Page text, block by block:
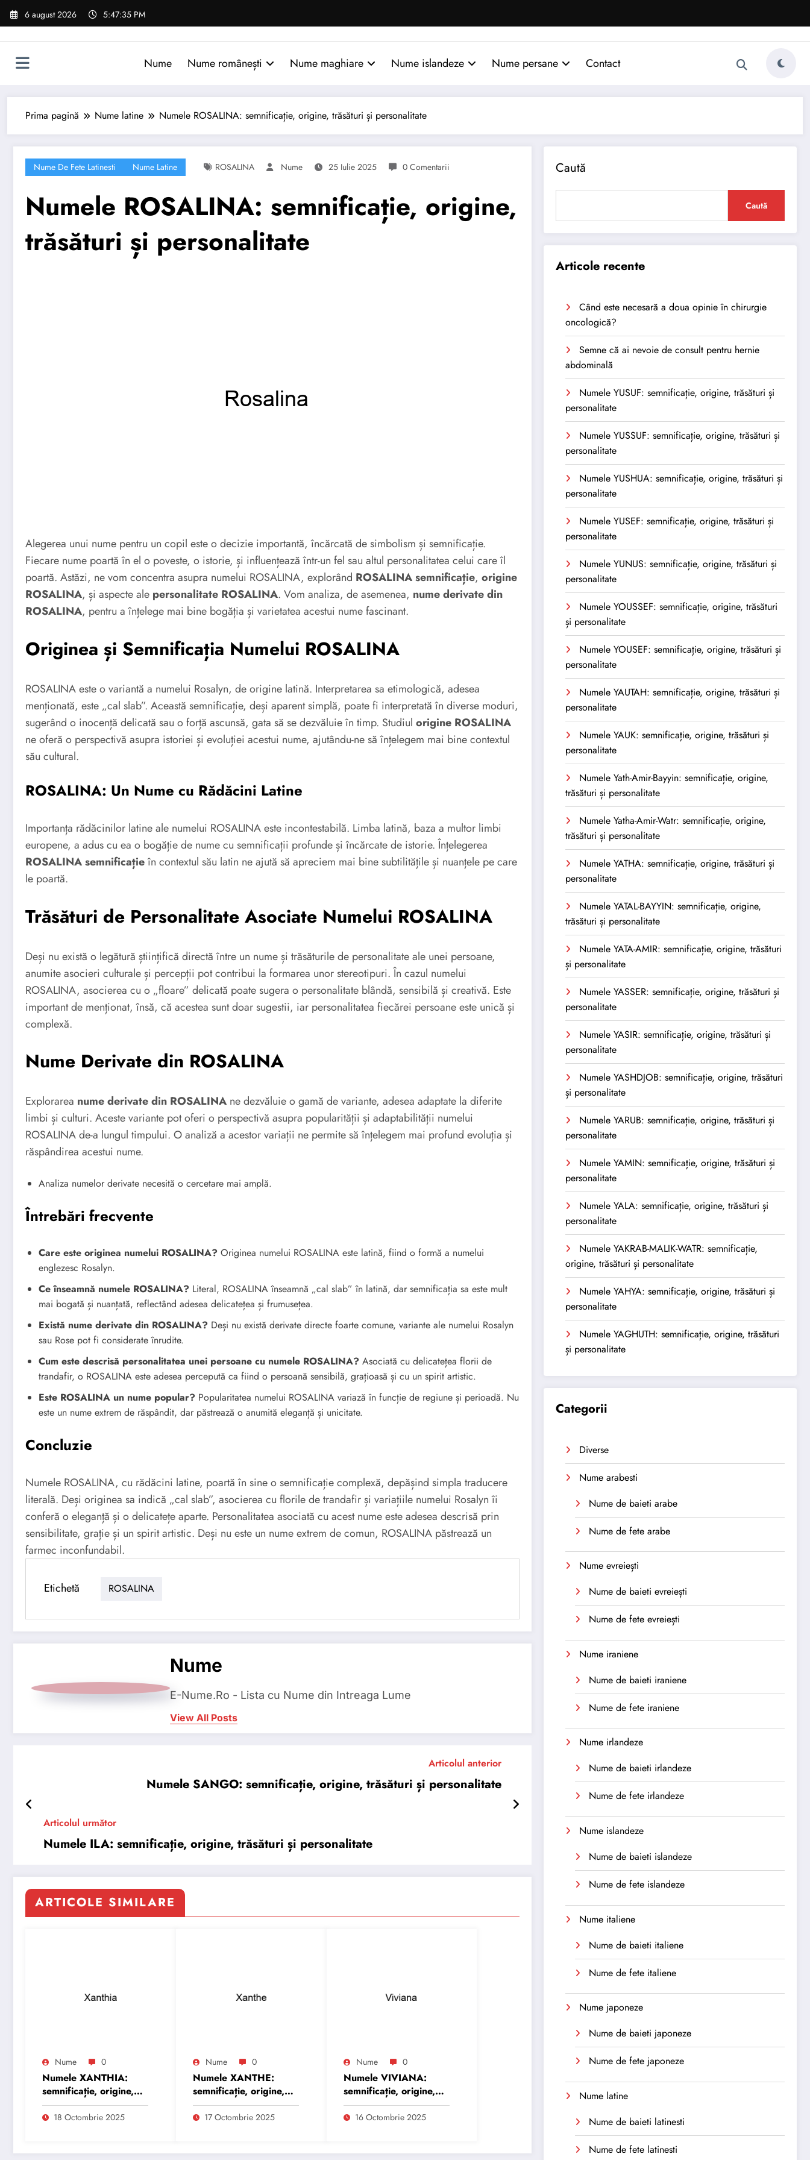
Sari
6 august 2026 5:47:36 PM
Nume Nume românești Nume maghiare Nume islandeze Nume persane Contact
Prima pagină Nume latine Numele ROSALINA: semnificație, origine, trăsături și personalitate
Nume De Fete Latinesti Nume Latine ROSALINA Nume 25 Iulie 2025 0 Comentarii
Numele ROSALINA: semnificație, origine,
trăsături și personalitate
Alegerea unui nume pentru un copil este o decizie importantă, încărcată de simbolism și semnificație.
Fiecare nume poartă în el o poveste, o istorie, și influențează într-un fel sau altul personalitatea celui care îl
poartă. Astăzi, ne vom concentra asupra numelui ROSALINA, explorând ROSALINA semnificație, origine
ROSALINA, și aspecte ale personalitate ROSALINA. Vom analiza, de asemenea, nume derivate din
ROSALINA, pentru a înțelege mai bine bogăția și varietatea acestui nume fascinant.
Originea și Semnificația Numelui ROSALINA
ROSALINA este o variantă a numelui Rosalyn, de origine latină. Interpretarea sa etimologică, adesea
menționată, este „cal slab”. Această semnificație, deși aparent simplă, poate fi interpretată în diverse moduri,
sugerând o inocență delicată sau o forță ascunsă, gata să se dezvăluie în timp. Studiul origine ROSALINA
ne oferă o perspectivă asupra istoriei și evoluției acestui nume, ajutându-ne să înțelegem mai bine contextul
său cultural.
ROSALINA: Un Nume cu Rădăcini Latine
Importanța rădăcinilor latine ale numelui ROSALINA este incontestabilă. Limba latină, baza a multor limbi
europene, a adus cu ea o bogăție de nume cu semnificații profunde și încărcate de istorie. Înțelegerea
ROSALINA semnificațieîn contextul său latin ne ajută să apreciem mai bine subtilitățile și nuanțele pe care
le poartă.
Trăsături de Personalitate Asociate Numelui ROSALINA
Deși nu există o legătură științifică directă între un nume și trăsăturile de personalitate ale unei persoane,
anumite asocieri culturale și percepții pot contribui la formarea unor stereotipuri. În cazul numelui
ROSALINA, asocierea cu o „floare” delicată poate sugera o personalitate blândă, sensibilă și creativă. Este
important de menționat, însă, că acestea sunt doar sugestii, iar personalitatea fiecărei persoane este unică și
complexă.
Nume Derivate din ROSALINA
Explorarea nume derivate din ROSALINA ne dezvăluie o gamă de variante, adesea adaptate la diferite
limbi și culturi. Aceste variante pot oferi o perspectivă asupra popularității și adaptabilității numelui
ROSALINA de-a lungul timpului. O analiză a acestor variații ne permite să înțelegem mai profund evoluția și
răspândirea acestui nume.
Analiza numelor derivate necesită o cercetare mai amplă.
Întrebări frecvente
Care este originea numelui ROSALINA? Originea numelui ROSALINA este latină, fiind o formă a numelui
englezesc Rosalyn.
Ce înseamnă numele ROSALINA? Literal, ROSALINA înseamnă „cal slab” în latină, dar semnificația sa este mult
mai bogată și nuanțată, reflectând adesea delicatețea și frumusețea.
Există nume derivate din ROSALINA? Deși nu există derivate directe foarte comune, variante ale numelui Rosalyn
sau Rose pot fi considerate înrudite.
Cum este descrisă personalitatea unei persoane cu numele ROSALINA? Asociată cu delicatețea florii de
trandafir, o ROSALINA este adesea percepută ca fiind o persoană sensibilă, grațioasă și cu un spirit artistic.
Este ROSALINA un nume popular? Popularitatea numelui ROSALINA variază în funcție de regiune și perioadă. Nu
este un nume extrem de răspândit, dar păstrează o anumită eleganță și unicitate.
Concluzie
Numele ROSALINA, cu rădăcini latine, poartă în sine o semnificație complexă, depășind simpla traducere
literală. Deși originea sa indică „cal slab”, asocierea cu florile de trandafir și variațiile numelui Rosalyn îi
conferă o eleganță și o delicatețe aparte. Personalitatea asociată cu acest nume este adesea descrisă prin
sensibilitate, grație și un spirit artistic. Deși nu este un nume extrem de comun, ROSALINA păstrează un
farmec inconfundabil.
Etichetă ROSALINA
Nume
E-Nume.Ro - Lista cu Nume din Intreaga Lume
View All Posts
Articolul anterior
Numele SANGO: semnificație, origine, trăsături și personalitate
Articolul următor
Numele ILA: semnificație, origine, trăsături și personalitate
ARTICOLE SIMILARE
Nume 0
Numele XANTHIA:
semnificație, origine,
trăsături și
personalitate
18 Octombrie 2025
Nume 0
Numele XANTHE:
semnificație, origine,
trăsături și
personalitate
17 Octombrie 2025
Nume 0
Numele VIVIANA:
semnificație, origine,
trăsături și
personalitate
16 Octombrie 2025
Caută
Caută
Articole recente
Când este necesară a doua opinie în chirurgie
oncologică?
Semne că ai nevoie de consult pentru hernie
abdominală
Numele YUSUF: semnificație, origine, trăsături și
personalitate
Numele YUSSUF: semnificație, origine, trăsături și
personalitate
Numele YUSHUA: semnificație, origine, trăsături și
personalitate
Numele YUSEF: semnificație, origine, trăsături și
personalitate
Numele YUNUS: semnificație, origine, trăsături și
personalitate
Numele YOUSSEF: semnificație, origine, trăsături
și personalitate
Numele YOUSEF: semnificație, origine, trăsături și
personalitate
Numele YAUTAH: semnificație, origine, trăsături și
personalitate
Numele YAUK: semnificație, origine, trăsături și
personalitate
Numele Yath-Amir-Bayyin: semnificație, origine,
trăsături și personalitate
Numele Yatha-Amir-Watr: semnificație, origine,
trăsături și personalitate
Numele YATHA: semnificație, origine, trăsături și
personalitate
Numele YATAL-BAYYIN: semnificație, origine,
trăsături și personalitate
Numele YATA-AMIR: semnificație, origine, trăsături
și personalitate
Numele YASSER: semnificație, origine, trăsături și
personalitate
Numele YASIR: semnificație, origine, trăsături și
personalitate
Numele YASHDJOB: semnificație, origine, trăsături
și personalitate
Numele YARUB: semnificație, origine, trăsături și
personalitate
Numele YAMIN: semnificație, origine, trăsături și
personalitate
Numele YALA: semnificație, origine, trăsături și
personalitate
Numele YAKRAB-MALIK-WATR: semnificație,
origine, trăsături și personalitate
Numele YAHYA: semnificație, origine, trăsături și
personalitate
Numele YAGHUTH: semnificație, origine, trăsături
și personalitate
Categorii
Diverse
Nume arabesti
Nume de baieti arabe
Nume de fete arabe
Nume evreiești
Nume de baieti evreiești
Nume de fete evreiești
Nume iraniene
Nume de baieti iraniene
Nume de fete iraniene
Nume irlandeze
Nume de baieti irlandeze
Nume de fete irlandeze
Nume islandeze
Nume de baieti islandeze
Nume de fete islandeze
Nume italiene
Nume de baieti italiene
Nume de fete italiene
Nume japoneze
Nume de baieti japoneze
Nume de fete japoneze
Nume latine
Nume de baieti latinesti
Nume de fete latinesti